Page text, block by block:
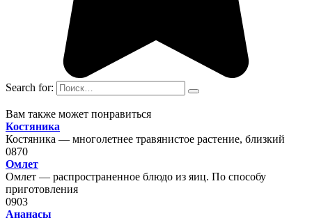
Search for:
Вам также может понравиться
Костяника
Костяника — многолетнее травянистое растение, близкий
0870
Омлет
Омлет — распространенное блюдо из яиц. По способу
приготовления
0903
Ананасы